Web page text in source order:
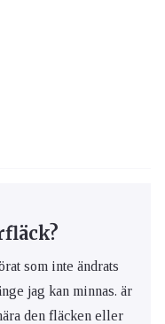
som inte ändrats
jag kan minnas. är
den fläcken eller